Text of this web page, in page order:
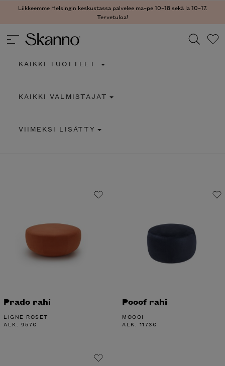
Liikkeemme Helsingin keskustassa palvelee ma–pe 10–18 sekä la 10–17.
Tervetuloa!
Type 2 or more characters for results.
KAIKKI TUOTTEET
KAIKKI VALMISTAJAT
VIIMEKSI LISÄTTY
Prado rahi
LIGNE ROSET
ALK. 957€
Pooof rahi
MOOOI
ALK. 1173€